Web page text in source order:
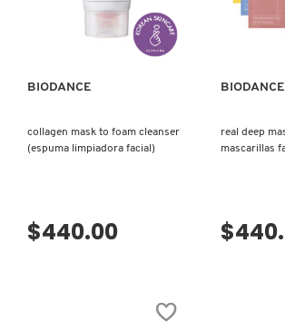
KYLIE COSMETICS
VISTA RÁPIDA
BIODANCE
collagen mask to foam cleanser
(espuma limpiadora facial)
$440.00
BIODANCE
real deep
mascarillas